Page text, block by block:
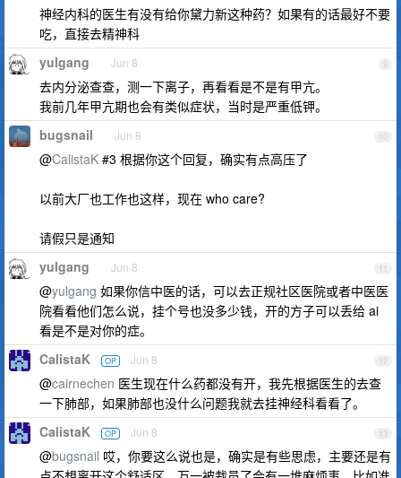
神经内科的医生有没有给你黛力新这种药？如果有的话最好不要
吃，直接去精神科
9
yulgang Jun 8
去内分泌查查，测一下离子，再看看是不是有甲亢。
我前几年甲亢期也会有类似症状，当时是严重低钾。
10
bugsnail Jun 8
@CalistaK #3 根据你这个回复，确实有点高压了
以前大厂也工作也这样，现在 who care?
请假只是通知
11
yulgang Jun 8
@yulgang 如果你信中医的话，可以去正规社区医院或者中医医
院看看他们怎么说，挂个号也没多少钱，开的方子可以丢给 ai
看是不是对你的症。
12
CalistaK OP Jun 8
@cairnechen 医生现在什么药都没有开，我先根据医生的去查
一下肺部，如果肺部也没什么问题我就去挂神经科看看了。
13
CalistaK OP Jun 8
@bugsnail 哎，你要这么说也是，确实是有些思虑，主要还是有